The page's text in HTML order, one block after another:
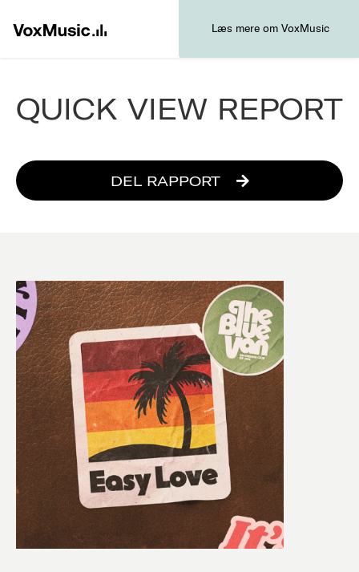
Læs mere om VoxMusic
QUICK VIEW REPORT
DEL RAPPORT